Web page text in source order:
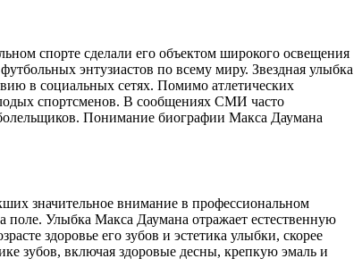
спорте сделали его объектом широкого освещения
энтузиастов по всему миру. Звездная улыбка
в социальных сетях. Помимо атлетических
спортсменов. В сообщениях СМИ часто
болельщиков. Понимание биографии Макса Даумана
значительное внимание в профессиональном
поле. Улыбка Макса Даумана отражает естественную
здоровье его зубов и эстетика улыбки, скорее
зубов, включая здоровые десны, крепкую эмаль и